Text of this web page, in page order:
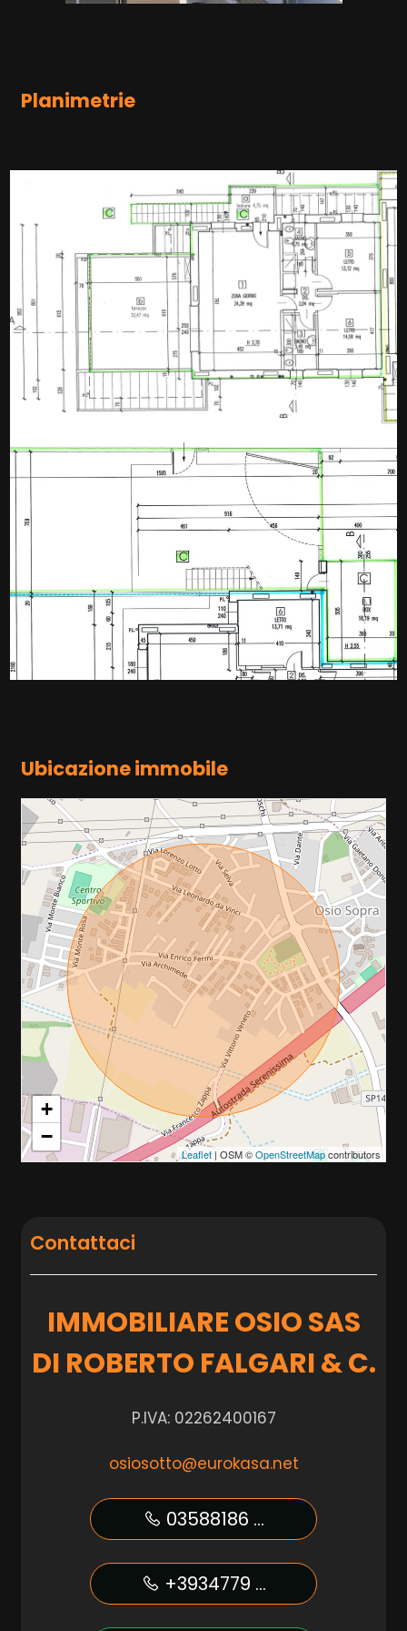
Predisposizione allarme
Planimetrie
Ubicazione immobile
+
−
Leaflet| OSM ©OpenStreetMapcontributors
Contattaci
IMMOBILIARE OSIO SAS
DI ROBERTO FALGARI & C.
P.IVA: 02262400167
osiosotto@eurokasa.net
03588186 ...
+3934779 ...